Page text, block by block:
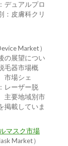
デュアルプロ
：皮膚科クリ
Market）
の展望につい
毛器市場概
市場シェ
レーザー脱
主要地域別市
掲載していま
マスク市場
Market）